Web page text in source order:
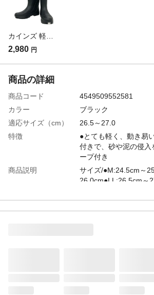
2,980 円
商品の詳細
商品コード
4549509552581
カラー
ブラック
適応サイズ（cm）
26.5～27.0
特徴
●とても軽く、動き易
付きで、砂や泥の侵
ープ付き
商品説明
サイズ/●M:24.5cm～
26.0cm●LL:26.5cm～